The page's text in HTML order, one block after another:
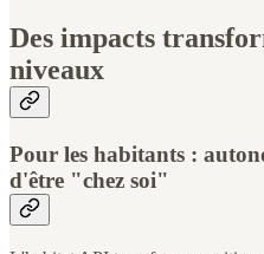
Des impacts
niveaux
Pour les habitants :
d'être "chez soi"